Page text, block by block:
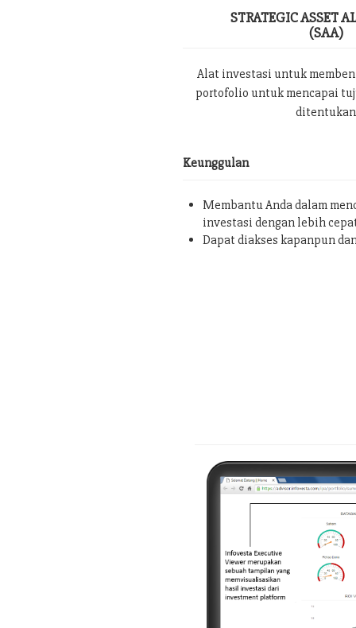
STRATEGIC ASSET
(SAA)
Alat investasi untuk
portofolio untuk mencapai
ditentukan
Keunggulan
Membantu Anda dalam
investasi dengan lebih
Dapat diakses kapanpun